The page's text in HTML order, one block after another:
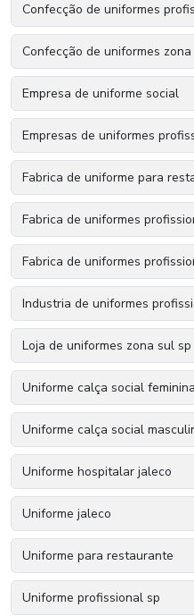
Confecção de uniformes
Confecção de uniformes
Empresa de uniforme social
Empresas de uniformes
Fabrica de uniforme para
Fabrica de uniformes
Fabrica de uniformes
Industria de uniformes
Loja de uniformes zona sul sp
Uniforme calça social feminina
Uniforme calça social
Uniforme hospitalar jaleco
Uniforme jaleco
Uniforme para restaurante
Uniforme profissional sp